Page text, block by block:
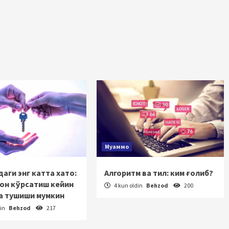
энг катта хато:
кўрсатиш кейин
тушиши мумкин
Behzod 217
Муаммо
Алгоритм ва тил: ким ғолиб?
4 kun oldin Behzod 200